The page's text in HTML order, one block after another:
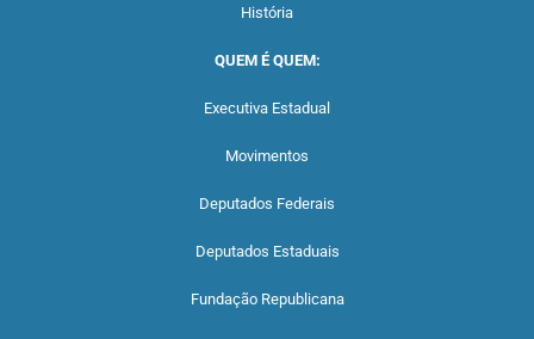
História
QUEM É QUEM:
Executiva Estadual
Movimentos
Deputados Federais
Deputados Estaduais
Fundação Republicana